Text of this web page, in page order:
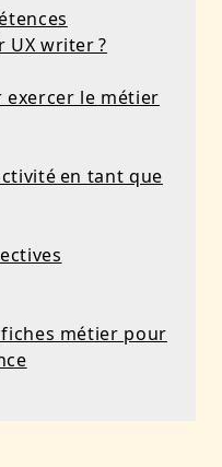
UX writer ?
le métier
en tant que
métier pour